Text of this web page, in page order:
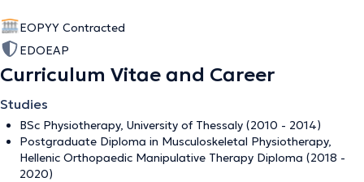
EOPYY Contracted
EDOEAP
Curriculum Vitae and Career
Studies
BSc Physiotherapy, University of Thessaly (2010 - 2014)
Postgraduate Diploma in Musculoskeletal Physiotherapy,
Hellenic Orthopaedic Manipulative Therapy Diploma (2018 -
2020)